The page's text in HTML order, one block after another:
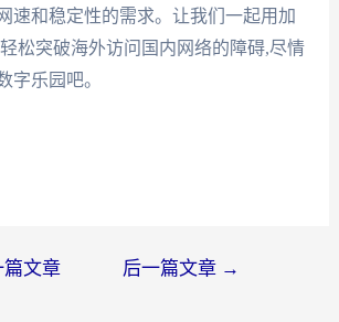
速和稳定性的需求。让我们一起用加
松突破海外访问国内网络的障碍,尽情
字乐园吧。
篇文章 后一篇文章 →